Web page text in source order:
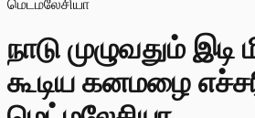
நாடு முழுவதும்
கூடிய கனமழை